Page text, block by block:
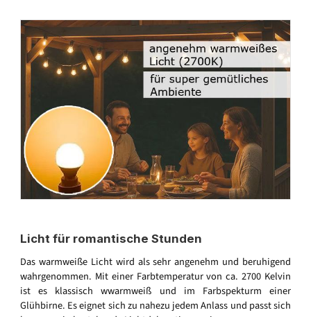
Licht für romantische Stunden
Das warmweiße Licht wird als sehr angenehm und beruhigend
wahrgenommen. Mit einer Farbtemperatur von ca. 2700 Kelvin
ist es klassisch wwarmweiß und im Farbspekturm einer
Glühbirne. Es eignet sich zu nahezu jedem Anlass und passt sich